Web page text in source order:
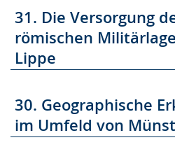
31. Die Versorgung
römischen
Lippe
30. Geographische
im Umfeld von